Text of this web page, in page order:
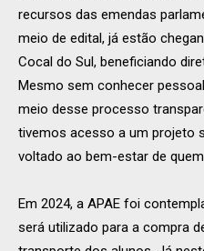
recursos das emendas
meio de edital, já estão
Cocal do Sul, beneficiando
Mesmo sem conhecer
meio desse processo
tivemos acesso a um projeto
voltado ao bem-estar de
Em 2024, a APAE foi
será utilizado para a compra